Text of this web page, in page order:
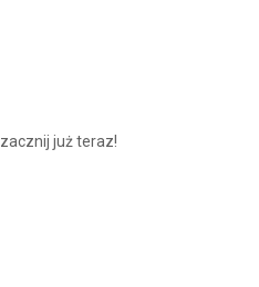
zacznij już teraz!